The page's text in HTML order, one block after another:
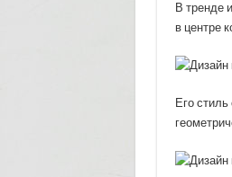
В тренде
в центре
Его